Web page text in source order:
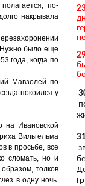
по-
накрывала
Нужно было еще
года, когда по
Мавзолей по
покоился у
на Ивановской
Вильгельма
в просьбе, все
сломать, но и
толков
в одну ночь.